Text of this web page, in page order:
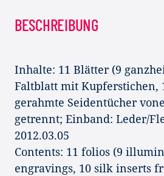
BESCHREIBUNG
Inhalte: 11 Blätter (9
Faltblatt mit Kupferstichen,
gerahmte Seidentücher
getrennt; Einband: Leder/
2012.03.05
Contents: 11 folios (9
engravings, 10 silk inserts